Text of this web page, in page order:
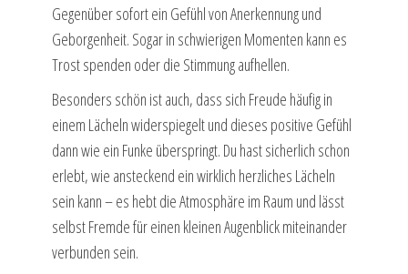
Gegenüber sofort ein Gefühl von Anerkennung und
Geborgenheit. Sogar in schwierigen Momenten kann es
Trost spenden oder die Stimmung aufhellen.
Besonders schön ist auch, dass sich Freude häufig in
einem Lächeln widerspiegelt und dieses positive Gefühl
dann wie ein Funke überspringt. Du hast sicherlich schon
erlebt, wie ansteckend ein wirklich herzliches Lächeln
sein kann – es hebt die Atmosphäre im Raum und lässt
selbst Fremde für einen kleinen Augenblick miteinander
verbunden sein.